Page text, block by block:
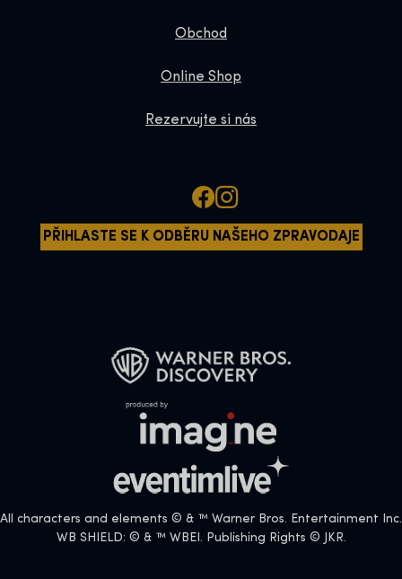
Obchod
Online Shop
Rezervujte si nás
PŘIHLASTE SE K ODBĚRU NAŠEHO ZPRAVODAJE
All characters and elements © & ™ Warner Bros. Entertainment Inc.
WB SHIELD: © & ™ WBEI. Publishing Rights © JKR.